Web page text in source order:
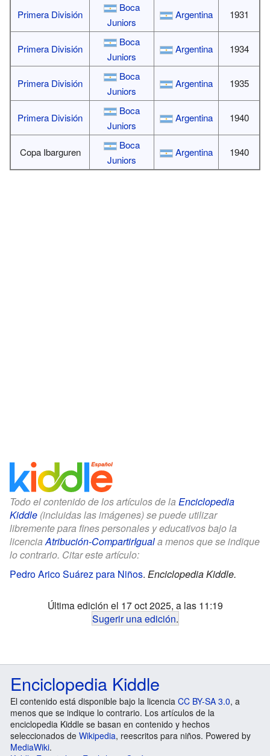
Primera División
Boca
Juniors
Argentina 1931
Primera División
Boca
Juniors
Argentina 1934
Primera División
Boca
Juniors
Argentina 1935
Primera División
Boca
Juniors
Argentina 1940
Copa Ibarguren
Boca
Juniors
Argentina 1940
Todo el contenido de los artículos de la Enciclopedia
Kiddle (incluidas las imágenes) se puede utilizar
libremente para fines personales y educativos bajo la
licenciaAtribución-CompartirIguala menos que se indique
lo contrario. Citar este artículo:
Pedro Arico Suárez para Niños. Enciclopedia Kiddle.
Última edición el 17 oct 2025, a las 11:19
Sugerir una edición.
Enciclopedia Kiddle
El contenido está disponible bajo la licencia CC BY-SA 3.0, a
menos que se indique lo contrario. Los artículos de la
enciclopedia Kiddle se basan en contenido y hechos
seleccionados de Wikipedia, reescritos para niños. Powered by
MediaWiki.